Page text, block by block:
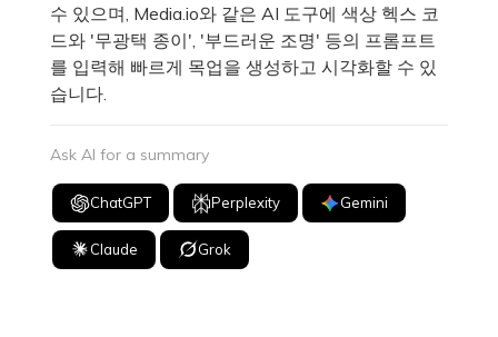
수 있으며, Media.io와 같은 AI 도구에 색상 헥스 코
드와 '무광택 종이', '부드러운 조명' 등의 프롬프트
를 입력해 빠르게 목업을 생성하고 시각화할 수 있
습니다.
Ask AI for a summary
ChatGPT Perplexity Gemini
Claude Grok